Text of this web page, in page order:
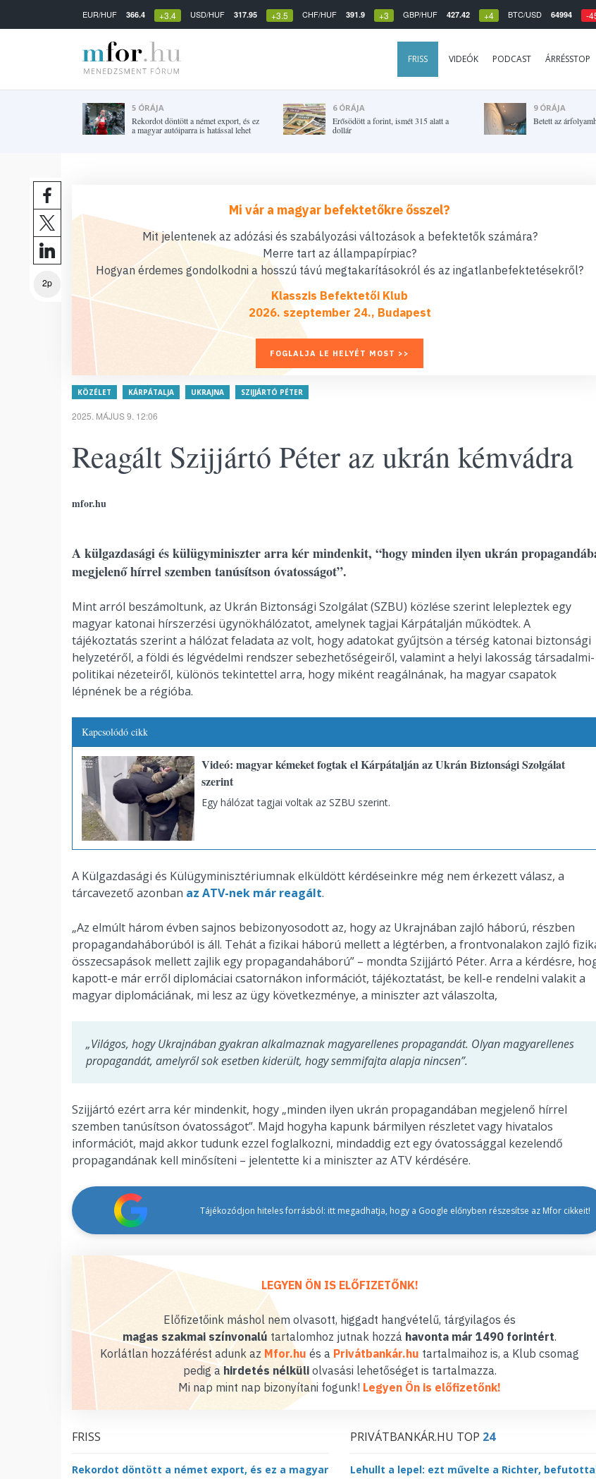
EUR/HUF 366.4 +3.4 USD/HUF 317.95 +3.5 CHF/HUF 391.9 +3 GBP/HUF 427.42 +4 BTC/USD 64994 -
FRISS VIDEÓK PODCAST ÁRRÉSSTOP
5 ÓRÁJA
Rekordot döntött a német export, és ez
a magyar autóiparra is hatással lehet
6 ÓRÁJA
Erősödött a forint, ismét 315 alatt a
dollár
9 ÓRÁJA
Betett az
2p
Mi vár a magyar befektetőkre ősszel?
Mit jelentenek az adózási és szabályozási változások a befektetők számára?
Merre tart az állampapírpiac?
Hogyan érdemes gondolkodni a hosszú távú megtakarításokról és az ingatlanbefektetésekről?
Klasszis Befektetői Klub
2026. szeptember 24., Budapest
FOGLALJA LE HELYÉT MOST >>
KÖZÉLET KÁRPÁTALJA UKRAJNA SZIJJÁRTÓ PÉTER
2025. MÁJUS 9. 12:06
Reagált Szijjártó Péter az ukrán kémvádra
mfor.hu
A külgazdasági és külügyminiszter arra kér mindenkit, “hogy minden ilyen ukrán
megjelenő hírrel szemben tanúsítson óvatosságot”.
Mint arról beszámoltunk, az Ukrán Biztonsági Szolgálat (SZBU) közlése szerint lelepleztek egy
magyar katonai hírszerzési ügynökhálózatot, amelynek tagjai Kárpátalján működtek. A
tájékoztatás szerint a hálózat feladata az volt, hogy adatokat gyűjtsön a térség katonai biztonsági
helyzetéről, a földi és légvédelmi rendszer sebezhetőségeiről, valamint a helyi lakosság társadalmi-
politikai nézeteiről, különös tekintettel arra, hogy miként reagálnának, ha magyar csapatok
lépnének be a régióba.
Kapcsolódó cikk
Videó: magyar kémeket fogtak el Kárpátalján az Ukrán Biztonsági Szolgálat
szerint
Egy hálózat tagjai voltak az SZBU szerint.
A Külgazdasági és Külügyminisztériumnak elküldött kérdéseinkre még nem érkezett válasz, a
tárcavezető azonban az ATV-nek már reagált.
„Az elmúlt három évben sajnos bebizonyosodott az, hogy az Ukrajnában zajló háború, részben
propagandaháborúból is áll. Tehát a fizikai háború mellett a légtérben, a frontvonalakon zajló
összecsapások mellett zajlik egy propagandaháború” – mondta Szijjártó Péter. Arra a kérdésre,
kapott-e már erről diplomáciai csatornákon információt, tájékoztatást, be kell-e rendelni valakit a
magyar diplomáciának, mi lesz az ügy következménye, a miniszter azt válaszolta,
„Világos, hogy Ukrajnában gyakran alkalmaznak magyarellenes propagandát. Olyan magyarellenes
propagandát, amelyről sok esetben kiderült, hogy semmifajta alapja nincsen”.
Szijjártó ezért arra kér mindenkit, hogy „minden ilyen ukrán propagandában megjelenő hírrel
szemben tanúsítson óvatosságot”. Majd hogyha kapunk bármilyen részletet vagy hivatalos
információt, majd akkor tudunk ezzel foglalkozni, mindaddig ezt egy óvatossággal kezelendő
propagandának kell minősíteni – jelentette ki a miniszter az ATV kérdésére.
Tájékozódjon hiteles forrásból: itt megadhatja, hogy a Google előnyben részesítse az Mfor cikkeit!
LEGYEN ÖN IS ELŐFIZETŐNK!
Előfizetőink máshol nem olvasott, higgadt hangvételű, tárgyilagos és
magas szakmai színvonalú tartalomhoz jutnak hozzá havonta már 1490 forintért.
Korlátlan hozzáférést adunk az Mfor.hu és a Privátbankár.hu tartalmaihoz is, a Klub csomag
pedig ahirdetés nélküliolvasási lehetőséget is tartalmazza.
Mi nap mint nap bizonyítani fogunk! Legyen Ön is előfizetőnk!
FRISS
Rekordot döntött a német export, és ez a magyar
PRIVÁTBANKÁR.HU TOP 24
Lehullt a lepel: ezt művelte a Richter,